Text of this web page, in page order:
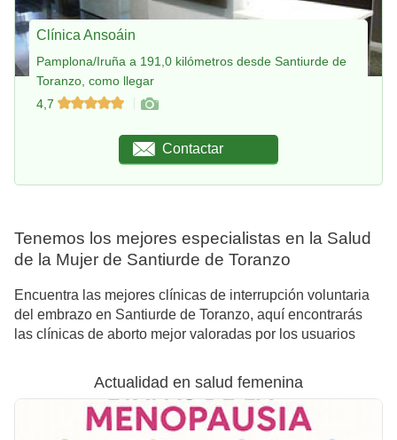
Clínica Ansoáin
Pamplona/Iruña a 191,0 kilómetros desde Santiurde de
Toranzo, como llegar
4,7
Contactar
Tenemos los mejores especialistas en la Salud
de la Mujer de Santiurde de Toranzo
Encuentra las mejores clínicas de interrupción voluntaria
del embrazo en Santiurde de Toranzo, aquí encontrarás
las clínicas de aborto mejor valoradas por los usuarios
Actualidad en salud femenina